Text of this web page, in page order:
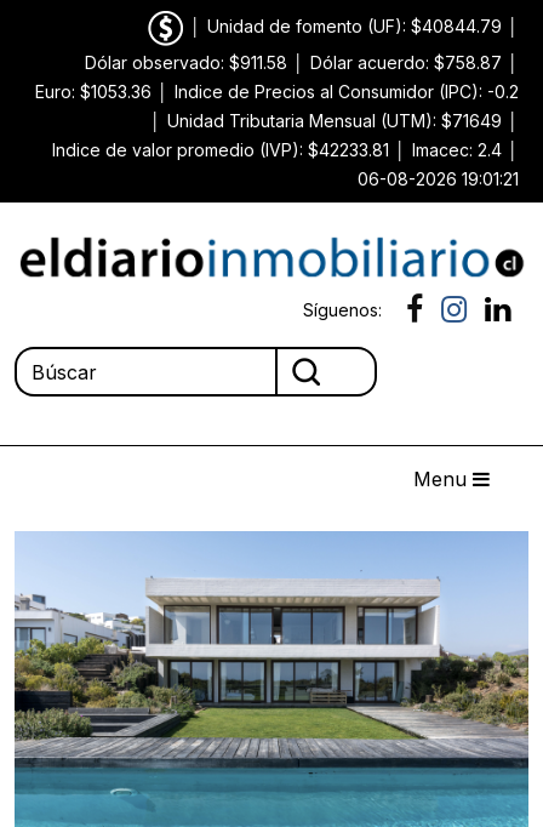
Unidad de fomento (UF): $40844.79
Dólar observado: $911.58
Dólar acuerdo: $758.87
Euro: $1053.36
Indice de Precios al Consumidor (IPC): -0.2
Unidad Tributaria Mensual (UTM): $71649
Indice de valor promedio (IVP): $42233.81
Imacec: 2.4
06-08-2026 19:01:21
Síguenos:
Menu